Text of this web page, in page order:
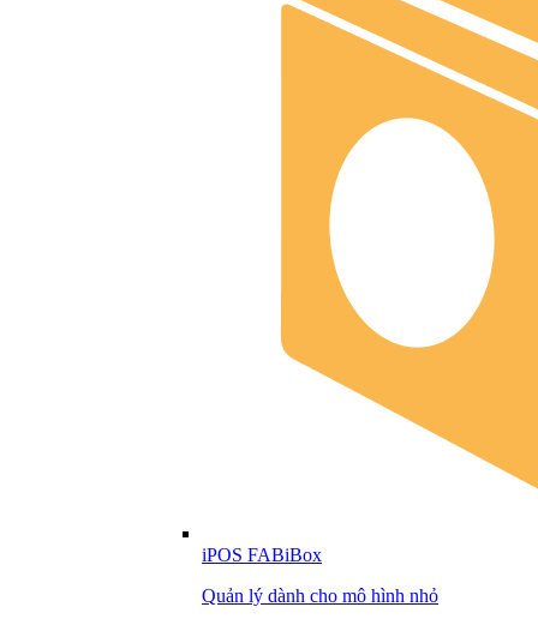
iPOS FABiBox
Quản lý dành cho mô hình nhỏ